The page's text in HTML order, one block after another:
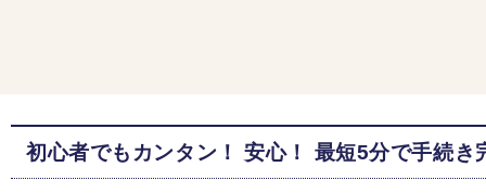
初心者でもカンタン！ 安心！ 最短5分で手続き